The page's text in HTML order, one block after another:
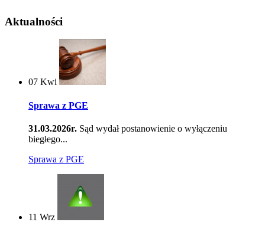
Aktualności
07 Kwi
Sprawa z PGE
31.03.2026r. Sąd wydał postanowienie o wyłączeniu
biegłego...
Sprawa z PGE
11 Wrz